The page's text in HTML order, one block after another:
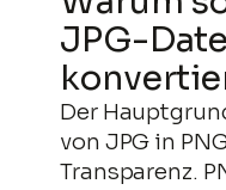
JPG-
Der
von JPG in
Transparenz.